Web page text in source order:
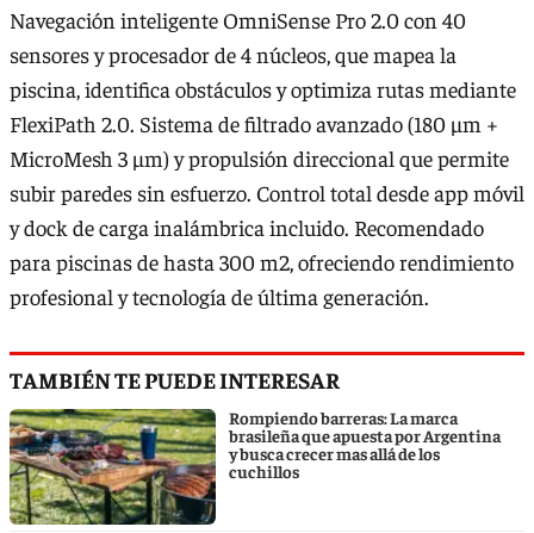
Navegación inteligente OmniSense Pro 2.0 con 40
sensores y procesador de 4 núcleos, que mapea la
piscina, identifica obstáculos y optimiza rutas mediante
FlexiPath 2.0. Sistema de filtrado avanzado (180 µm +
MicroMesh 3 µm) y propulsión direccional que permite
subir paredes sin esfuerzo. Control total desde app móvil
y dock de carga inalámbrica incluido. Recomendado
para piscinas de hasta 300 m2, ofreciendo rendimiento
profesional y tecnología de última generación.
TAMBIÉN TE PUEDE INTERESAR
Rompiendo barreras: La marca
brasileña que apuesta por Argentina
y busca crecer mas allá de los
cuchillos